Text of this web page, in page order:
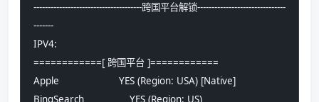
--------------------------------------跨国平台解锁-------------------------------
-------
IPV4:
============[ 跨国平台 ]============
Apple                     YES (Region: USA) [Native]